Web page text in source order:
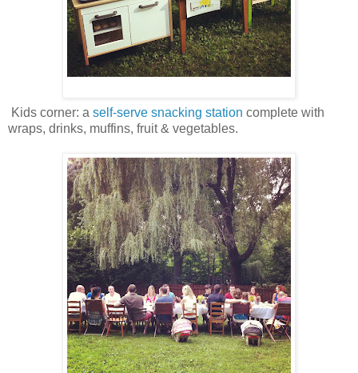
Kids corner: a self-serve snacking station complete with
wraps, drinks, muffins, fruit & vegetables.